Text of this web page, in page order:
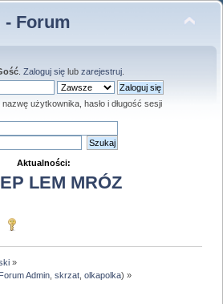
- Forum
. Zaloguj sięlub zarejestruj.
użytkownika, hasło i długość sesji
Aktualności:
LEM MRÓZ
»
Forum Admin ,skrzat ,olkapolka) »